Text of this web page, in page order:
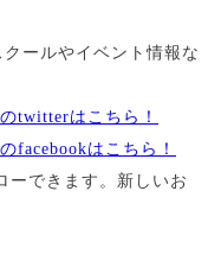
ールやイベント情報な
twitterはこちら！
facebookはこちら！
ーできます。新しいお